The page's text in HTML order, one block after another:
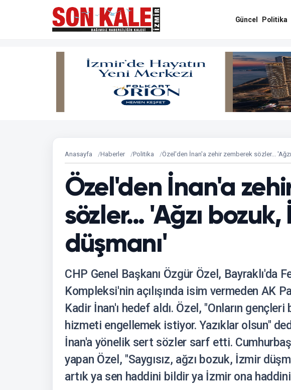
Güncel Politika
Anasayfa Haberler Politika Özel'den İnan'a zehir zemberek sözler...
Özel'den İnan'a
sözler... 'Ağzı bozuk,
düşmanı'
CHP Genel Başkanı Özgür Özel, Bayraklı'da
Kompleksi'nin açılışında isim vermeden AK
Kadir İnan'ı hedef aldı. Özel, "Onların
hizmeti engellemek istiyor. Yazıklar olsun"
İnan'a yönelik sert sözler sarf etti.
yapan Özel, "Saygısız, ağzı bozuk, İzmir
artık ya sen haddini bildir ya İzmir ona